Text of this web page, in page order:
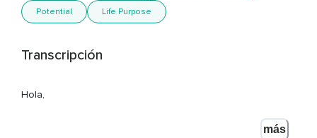
Potential Life Purpose
Transcripción
Hola,
más